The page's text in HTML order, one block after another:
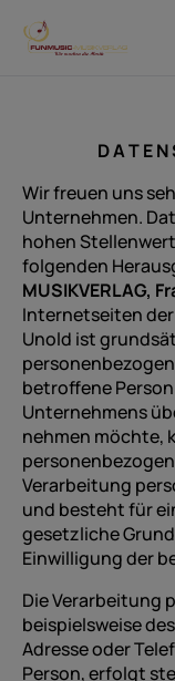
Zum Hauptinhalt
D A T E
Wir freuen uns
Unternehmen.
hohen
folgenden
MUSIKVERLAG,
Internetseiten der
Unold ist
betroffene
Unternehmens
nehmen möchte,
Verarbeitung
und besteht für
gesetzliche
Einwilligung der
Die Verarbeitung
beispielsweise
Adresse oder
Person, erfolgt